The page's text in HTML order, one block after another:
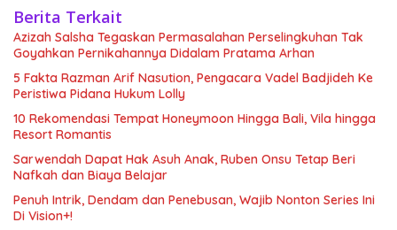
Berita Terkait
Azizah Salsha Tegaskan Permasalahan Perselingkuhan Tak
Goyahkan Pernikahannya Didalam Pratama Arhan
5 Fakta Razman Arif Nasution, Pengacara Vadel Badjideh Ke
Peristiwa Pidana Hukum Lolly
10 Rekomendasi Tempat Honeymoon Hingga Bali, Vila hingga
Resort Romantis
Sarwendah Dapat Hak Asuh Anak, Ruben Onsu Tetap Beri
Nafkah dan Biaya Belajar
Penuh Intrik, Dendam dan Penebusan, Wajib Nonton Series Ini
Di Vision+!